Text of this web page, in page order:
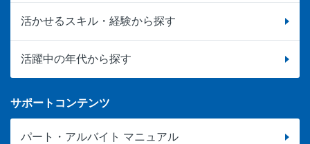
活かせるスキル・経験から探す
活躍中の年代から探す
サポートコンテンツ
パート・アルバイト マニュアル